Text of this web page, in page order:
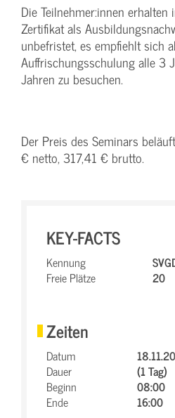
Die Teilnehmer:innen
Zertifikat als
unbefristet, es empfiehlt sich
Auffrischungsschulung alle 3
Jahren zu besuchen.
Der Preis des Seminars
€ netto, 317,41 € brutto.
KEY-FACTS
Kennung
Freie Plätze
20
Zeiten
Datum
Dauer
(1 Tag)
Beginn
08:00
Ende
16:00